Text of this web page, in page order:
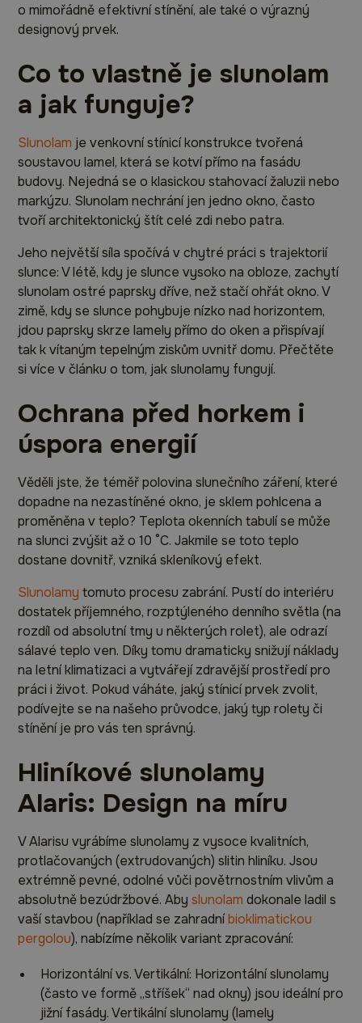
o mimořádně efektivní stínění, ale také o výrazný
designový prvek.
Co to vlastně je slunolam
a jak funguje?
Slunolam je venkovní stínicí konstrukce tvořená
soustavou lamel, která se kotví přímo na fasádu
budovy. Nejedná se o klasickou stahovací žaluzii nebo
markýzu. Slunolam nechrání jen jedno okno, často
tvoří architektonický štít celé zdi nebo patra.
Jeho největší síla spočívá v chytré práci s trajektorií
slunce: V létě, kdy je slunce vysoko na obloze, zachytí
slunolam ostré paprsky dříve, než stačí ohřát okno. V
zimě, kdy se slunce pohybuje nízko nad horizontem,
jdou paprsky skrze lamely přímo do oken a přispívají
tak k vítaným tepelným ziskům uvnitř domu. Přečtěte
si více v článku o tom, jak slunolamy fungují.
Ochrana před horkem i
úspora energií
Věděli jste, že téměř polovina slunečního záření, které
dopadne na nezastíněné okno, je sklem pohlcena a
proměněna v teplo? Teplota okenních tabulí se může
na slunci zvýšit až o 10 °C. Jakmile se toto teplo
dostane dovnitř, vzniká skleníkový efekt.
Slunolamy tomuto procesu zabrání. Pustí do interiéru
dostatek příjemného, rozptýleného denního světla (na
rozdíl od absolutní tmy u některých rolet), ale odrazí
sálavé teplo ven. Díky tomu dramaticky snižují náklady
na letní klimatizaci a vytvářejí zdravější prostředí pro
práci i život. Pokud váháte, jaký stínicí prvek zvolit,
podívejte se na našeho průvodce, jaký typ rolety či
stínění je pro vás ten správný.
Hliníkové slunolamy
Alaris: Design na míru
V Alarisu vyrábíme slunolamy z vysoce kvalitních,
protlačovaných (extrudovaných) slitin hliníku. Jsou
extrémně pevné, odolné vůči povětrnostním vlivům a
absolutně bezúdržbové. Abyslunolam dokonale ladil s
vaší stavbou (například se zahradníbioklimatickou
pergolou), nabízíme několik variant zpracování:
Horizontální vs. Vertikální: Horizontální slunolamy
(často ve formě „stříšek“ nad okny) jsou ideální pro
jižní fasády. Vertikální slunolamy (lamely